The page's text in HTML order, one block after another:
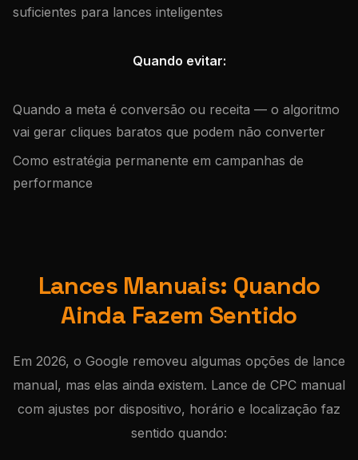
suficientes para lances inteligentes
Quando evitar:
Quando a meta é conversão ou receita — o algoritmo
vai gerar cliques baratos que podem não converter
Como estratégia permanente em campanhas de
performance
Lances Manuais: Quando
Ainda Fazem Sentido
Em 2026, o Google removeu algumas opções de lance
manual, mas elas ainda existem. Lance de CPC manual
com ajustes por dispositivo, horário e localização faz
sentido quando: